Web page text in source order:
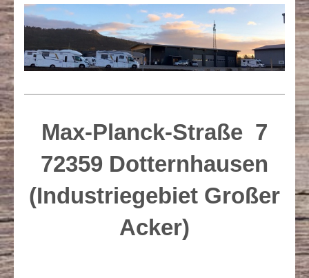
Max-Planck-Straße 7
72359 Dotternhausen
(Industriegebiet Großer
Acker)